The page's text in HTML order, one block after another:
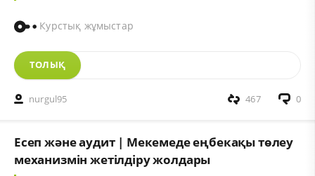
Курстық жұмыстар
ТОЛЫҚ
nurgul95 0
467
Есеп және аудит | Мекемеде еңбекақы төлеу
механизмін жетілдіру жолдары